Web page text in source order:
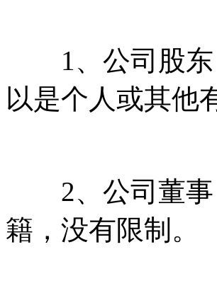
1、公司股东
以是个人或其他
2、公司董事
籍，没有限制。